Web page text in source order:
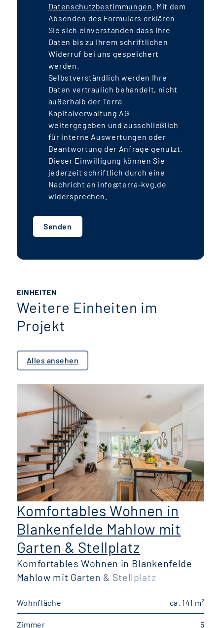
Datenschutzbestimmungen . Mit dem
Absenden des Formulars erklären
Sie sich einverstanden dass Ihre
Daten bis zu Ihrem schriftlichen
Widerruf bei uns gespeichert
werden.
Selbstverständlich werden Ihre
Daten vertraulich behandelt, nicht
außerhalb der Terra
Kapitalverwaltung AG
weitergegeben und ausschließlich
für interne Auswertungen oder
Beantwortung der Anfrage genutzt.
Dieser Einwilligung können Sie
jederzeit schriftlich durch eine
Nachricht an info@terra-kvg.de
widersprechen.
Senden
EINHEITEN
Weitere Einheiten im
Projekt
Alles ansehen
Komfortables Wohnen in
Blankenfelde Mahlow mit
Garten & Stellplatz
Komfortables Wohnen in Blankenfelde
Mahlow mit Garten & Stellplatz
Wohnfläche ca. 141 m²
Zimmer 5